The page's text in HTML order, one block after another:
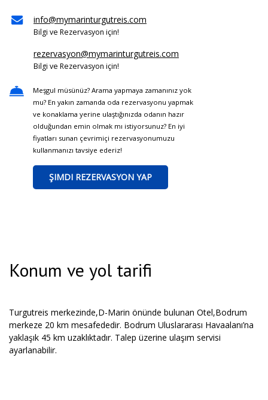
info@mymarinturgutreis.com
Bilgi ve Rezervasyon için!
rezervasyon@mymarinturgutreis.com
Bilgi ve Rezervasyon için!
Meşgul müsünüz? Arama yapmaya zamanınız yok
mu? En yakın zamanda oda rezervasyonu yapmak
ve konaklama yerine ulaştığınızda odanın hazır
olduğundan emin olmak mı istiyorsunuz? En iyi
fiyatları sunan çevrimiçi rezervasyonumuzu
kullanmanızı tavsiye ederiz!
ŞIMDI REZERVASYON YAP
Konum ve yol tarifi
Turgutreis merkezinde,D-Marin önünde bulunan Otel,Bodrum
merkeze 20 km mesafededir. Bodrum Uluslararası Havaalanı’na
yaklaşık 45 km uzaklıktadır. Talep üzerine ulaşım servisi
ayarlanabilir.